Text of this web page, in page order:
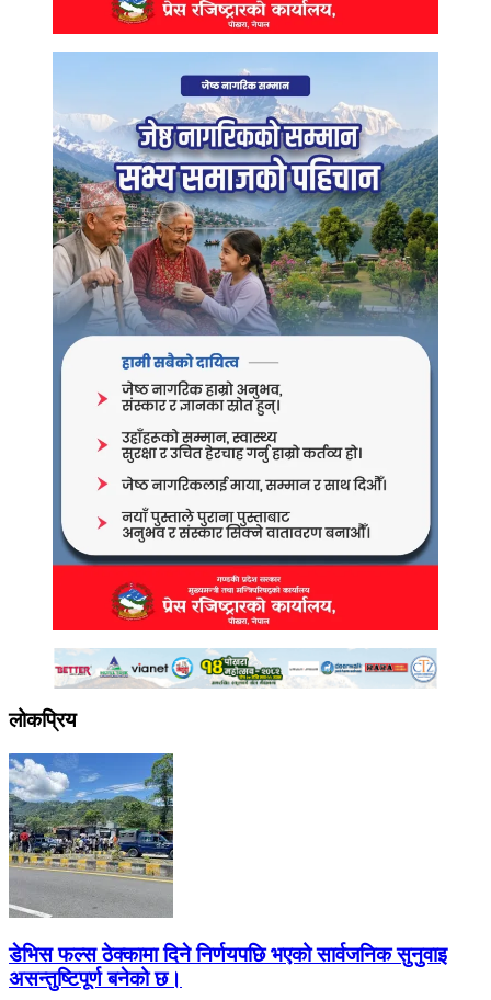
लोकप्रिय
डेभिस फल्स ठेक्कामा दिने निर्णयपछि भएको सार्वजनिक सुनुवाइ
असन्तुष्टिपूर्ण बनेको छ।